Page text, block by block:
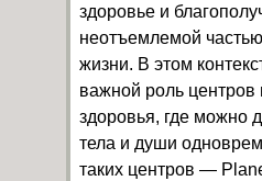
здоровье и
неотъемлемой
жизни. В этом
важной роль центров
здоровья, где можно
тела и души
таких центров —